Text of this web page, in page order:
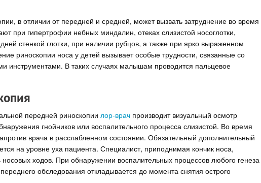
в отличии от передней и средней, может вызвать затруднение во время
при гипертрофии небных миндалин, отеках слизистой носоглотки,
стенкой глотки, при наличии рубцов, а также при ярко выраженном
риноскопии носа у детей вызывает особые трудности, связанные со
инструментами. В таких случаях малышам проводится пальцевое
передней риноскопии лор-врачпроизводит визуальный осмотр
гнойников или воспалительного процесса слизистой. Во время
врача в расслабленном состоянии. Обязательный дополнительный
на уровне уха пациента. Специалист, приподнимая кончик носа,
ходов. При обнаружении воспалительных процессов любого генеза
обследования откладывается до момента снятия острого